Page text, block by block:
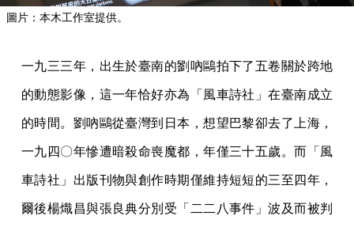
圖片：本木工作室提供。
一九三三年，出生於臺南的劉吶鷗拍下了五卷關於跨地
的動態影像，這一年恰好亦為「風車詩社」在臺南成立
的時間。劉吶鷗從臺灣到日本，想望巴黎卻去了上海，
一九四〇年慘遭暗殺命喪魔都，年僅三十五歲。而「風
車詩社」出版刊物與創作時期僅維持短短的三至四年，
爾後楊熾昌與張良典分別受「二二八事件」波及而被判